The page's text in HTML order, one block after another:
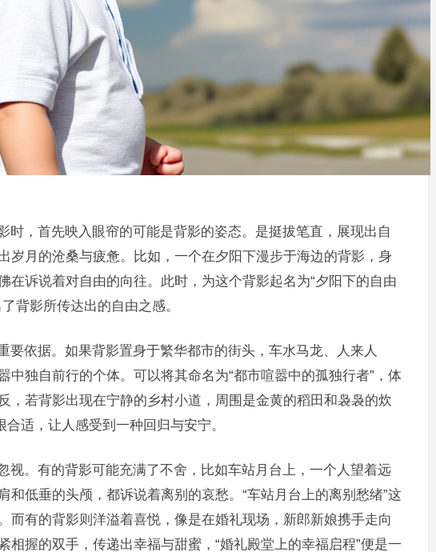
时，首先映入眼帘的可能是背影的姿态。是挺拔笔直，展现出自
岁月的沧桑与疲惫。比如，一个在夕阳下漫步于海边的背影，身
在诉说着对自由的向往。此时，为这个背影起名为“夕阳下的自由
背影所传达出的自由之感。
要依据。如果背影置身于繁华都市的街头，车水马龙、人来人
中独自前行的个体。可以将其命名为“都市喧嚣中的孤独行者”，体
，若背影出现在宁静的乡村小道，周围是金黄的稻田和袅袅的炊
适，让人感受到一种回归与安宁。
视。有的背影可能充满了不舍，比如车站月台上，一个人望着远
和低垂的头颅，都诉说着离别的哀愁。“车站月台上的离别愁绪”这
而有的背影则洋溢着喜悦，像是在婚礼现场，新郎新娘携手走向
相握的双手，传递出幸福与甜蜜，“婚礼殿堂上的幸福启程”便是一